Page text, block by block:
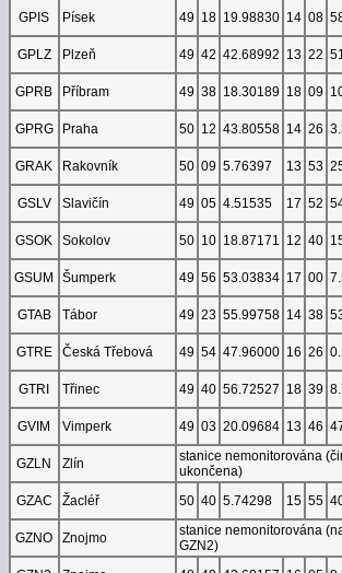
GPIS
Písek 49 18 19.98830 14 08
GPLZ
Plzeň 49 42 42.68992 13 22
GPRB
Příbram 49 38 18.30189 18 09
GPRG
Praha 50 12 43.80558 14 26
GRAK
Rakovník 50 09 5.76397 13 53
GSLV
Slavičín 49 05 4.51535 17 52
GSOK
Sokolov 50 10 18.87171 12 40
GSUM
Šumperk 49 56 53.03834 17 00
GTAB
Tábor 49 23 55.99758 14 38
GTRE
Česká Třebová 49 54 47.96000 16 26
GTRI
Třinec 49 40 56.72527 18 39
GVIM
Vimperk 49 03 20.09684 13 46
GZLN
Zlín
stanice nemonitorována
ukončena)
GZAC
Žacléř 50 40 5.74298 15 55
GZNO
Znojmo
stanice nemonitorována
GZN2)